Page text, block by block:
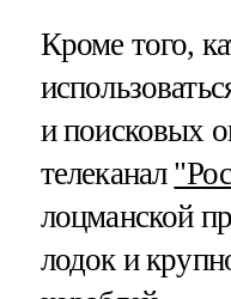
Кроме того,
и поисковых
телеканал
лоцманской
лодок и